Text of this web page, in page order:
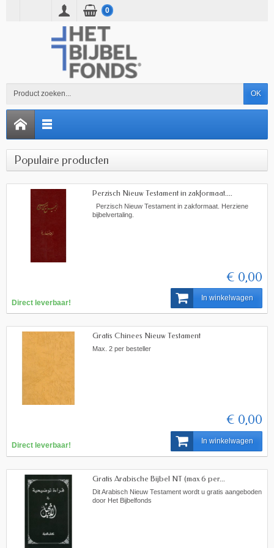
OK
0
Populaire producten
Perzisch Nieuw Testament in zakformaat....
Perzisch Nieuw Testament in zakformaat. Herziene
bijbelvertaling.
€ 0,00
Direct leverbaar!
In winkelwagen
Gratis Chinees Nieuw Testament
Max. 2 per besteller
€ 0,00
Direct leverbaar!
In winkelwagen
Gratis Arabische Bijbel NT (max 6 per...
Dit Arabisch Nieuw Testament wordt u gratis aangeboden
door Het Bijbelfonds